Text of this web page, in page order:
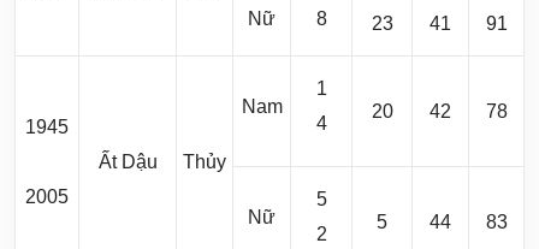
Nữ 8 23 41 91
1945
2005
Ất Dậu Thủy
Nam
1
4
20 42 78
Nữ
5
2
5 44 83